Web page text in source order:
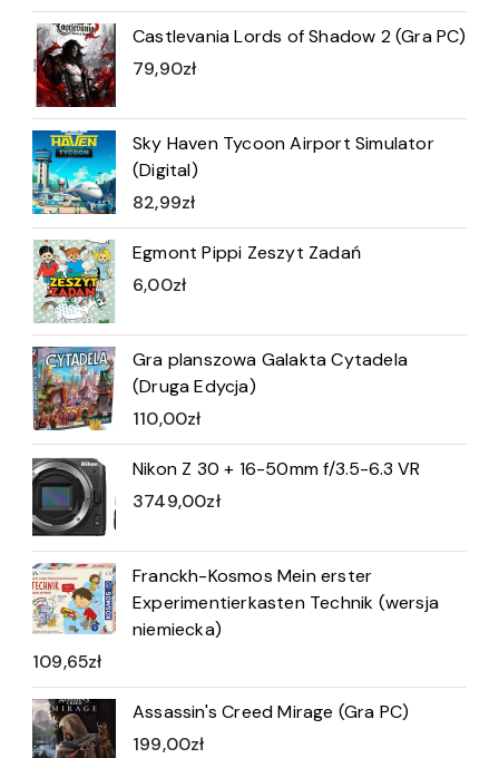
Castlevania Lords of Shadow 2 (Gra PC)
79,90zł
Sky Haven Tycoon Airport Simulator
(Digital)
82,99zł
Egmont Pippi Zeszyt Zadań
6,00zł
Gra planszowa Galakta Cytadela
(Druga Edycja)
110,00zł
Nikon Z 30 + 16-50mm f/3.5-6.3 VR
3749,00zł
Franckh-Kosmos Mein erster
Experimentierkasten Technik (wersja
niemiecka)
109,65zł
Assassin's Creed Mirage (Gra PC)
199,00zł